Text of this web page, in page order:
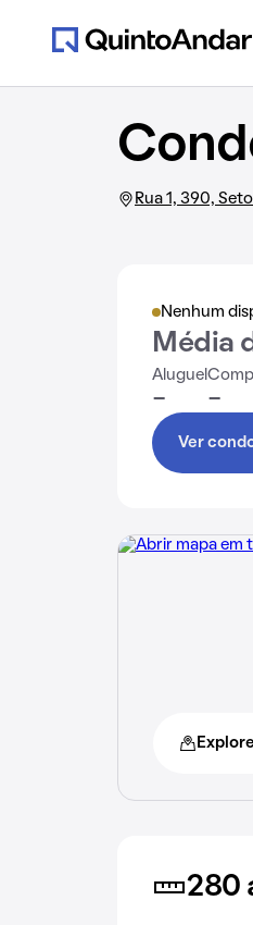
Rua 1, 390,
Nenhum
Média
Aluguel
- -
Ver
280